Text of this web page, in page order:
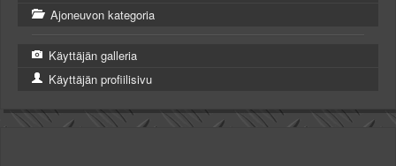
Ajoneuvon kategoria
Käyttäjän galleria
Käyttäjän profiilisivu